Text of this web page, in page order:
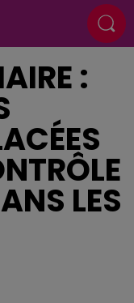
:
LES